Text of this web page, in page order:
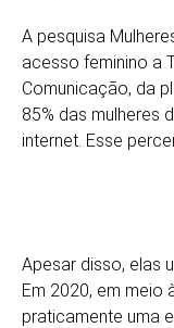
A pesquisa
acesso feminino a
Comunicação, da
85% das mulheres
internet. Esse
Apesar disso, elas
Em 2020, em meio
praticamente uma